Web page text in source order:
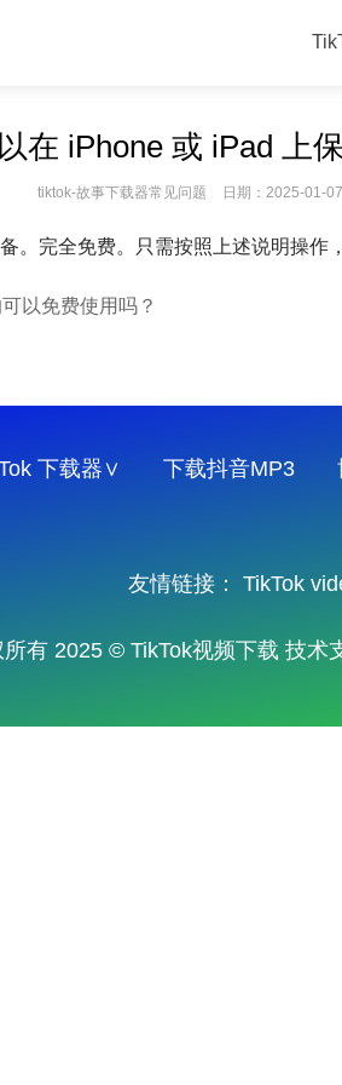
在 iPhone 或 iPad 上
tiktok-故事下载器常见问题 日期：2025-01-
。完全免费。只需按照上述说明操作
以免费使用吗？
下载器∨ 下载抖音MP3
友情链接： TikTok
有 2025 © TikTok视频下载 技术